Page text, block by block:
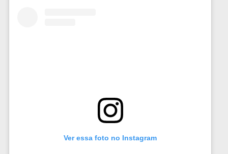
Ver essa foto no Instagram